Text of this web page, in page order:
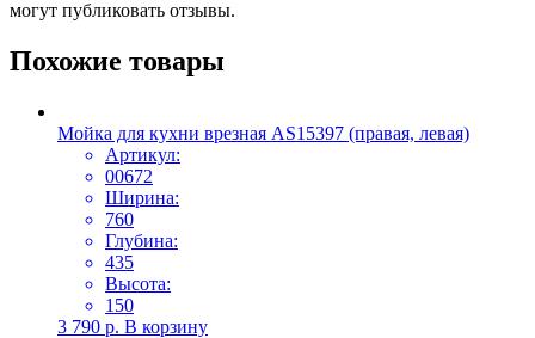
могут публиковать отзывы.
Похожие товары
Мойка для кухни врезная AS15397 (правая, левая)
Артикул:
00672
Ширина:
760
Глубина:
435
Высота:
150
3 790 р. В корзину